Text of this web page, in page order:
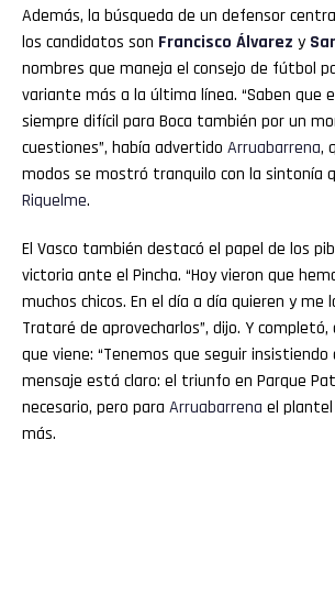
Además, la búsqueda de un defensor
los candidatos son Francisco Álvarez y
nombres que maneja el consejo de fútbol
variante más a la última línea. “Saben que
siempre difícil para Boca también por un
cuestiones”, había advertido Arruabarrena,
modos se mostró tranquilo con la sintonía
Riquelme.
El Vasco también destacó el papel de los
victoria ante el Pincha. “Hoy vieron que
muchos chicos. En el día a día quieren y me
Trataré de aprovecharlos”, dijo. Y
que viene: “Tenemos que seguir insistiendo
mensaje está claro: el triunfo en Parque
necesario, pero para Arruabarrena el
más.